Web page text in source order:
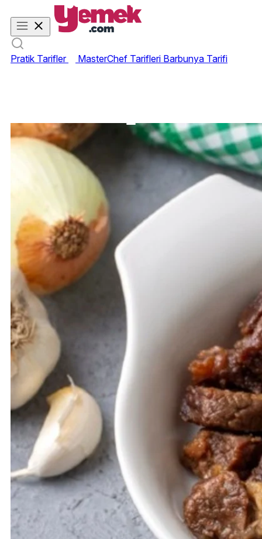
Pratik Tarifler MasterChef Tarifleri Barbunya Tarifi